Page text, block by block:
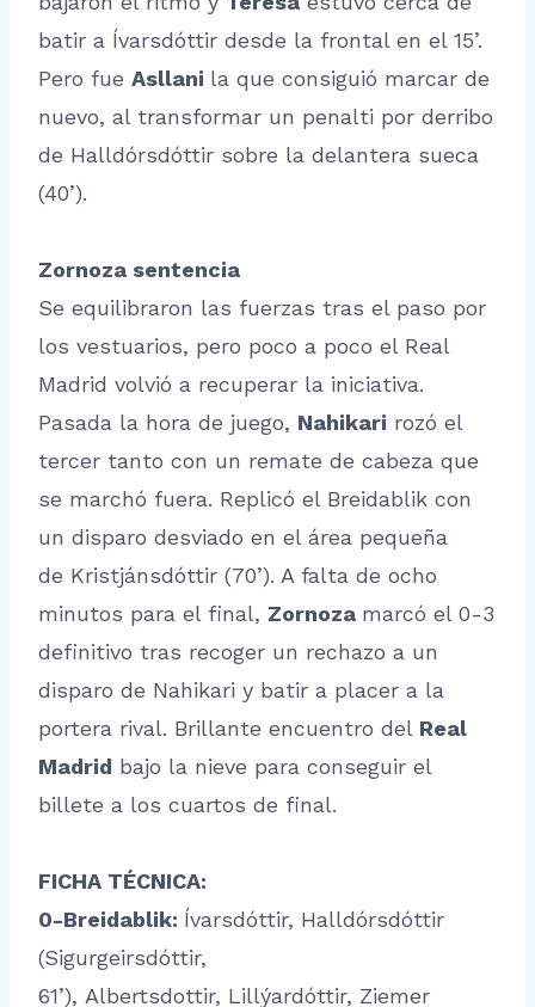
batir a Ívarsdóttir desde la frontal en el 15’.
Pero fue Asllani la que consiguió marcar de
nuevo, al transformar un penalti por derribo
de Halldórsdóttir sobre la delantera sueca
(40’).
Zornoza sentencia
Se equilibraron las fuerzas tras el paso por
los vestuarios, pero poco a poco el Real
Madrid volvió a recuperar la iniciativa.
Pasada la hora de juego, Nahikari rozó el
tercer tanto con un remate de cabeza que
se marchó fuera. Replicó el Breidablik con
un disparo desviado en el área pequeña
de Kristjánsdóttir (70’). A falta de ocho
minutos para el final, Zornoza marcó el 0-3
definitivo tras recoger un rechazo a un
disparo de Nahikari y batir a placer a la
portera rival. Brillante encuentro del Real
Madrid bajo la nieve para conseguir el
billete a los cuartos de final.
FICHA TÉCNICA:
0-Breidablik: Ívarsdóttir, Halldórsdóttir
(Sigurgeirsdóttir,
61’), Albertsdottir, Lillýardóttir, Ziemer